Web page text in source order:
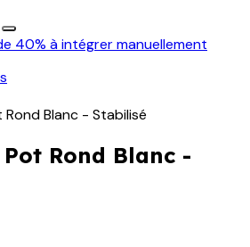
40% à intégrer manuellement
Blanc - Stabilisé
Rond Blanc -